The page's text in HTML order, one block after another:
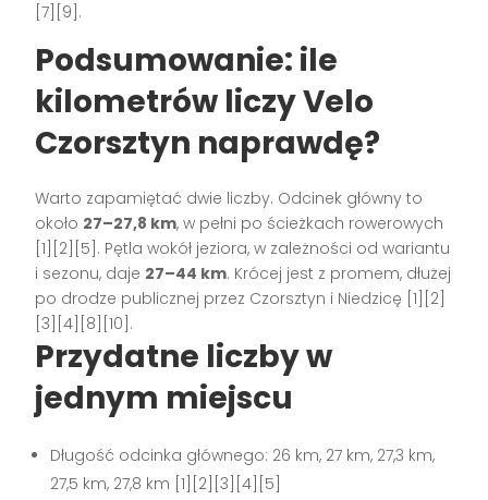
[7][9].
Podsumowanie: ile
kilometrów liczy Velo
Czorsztyn naprawdę?
Warto zapamiętać dwie liczby. Odcinek główny to
około 27–27,8 km, w pełni po ścieżkach rowerowych
[1][2][5]. Pętla wokół jeziora, w zależności od wariantu
i sezonu, daje 27–44 km. Krócej jest z promem, dłużej
po drodze publicznej przez Czorsztyn i Niedzicę [1][2]
[3][4][8][10].
Przydatne liczby w
jednym miejscu
Długość odcinka głównego: 26 km, 27 km, 27,3 km,
27,5 km, 27,8 km [1][2][3][4][5]